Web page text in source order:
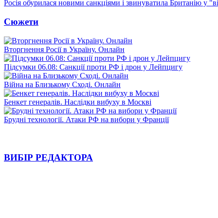
Росія обурилася новими санкціями і звинуватила Британію у
Сюжети
Вторгнення Росії в Україну. Онлайн
Підсумки 06.08: Санкції проти РФ і дрон у Лейпцигу
Війна на Близькому Сході. Онлайн
Бенкет генералів. Наслідки вибуху в Москві
Брудні технології. Атаки РФ на вибори у Франції
ВИБІР РЕДАКТОРА